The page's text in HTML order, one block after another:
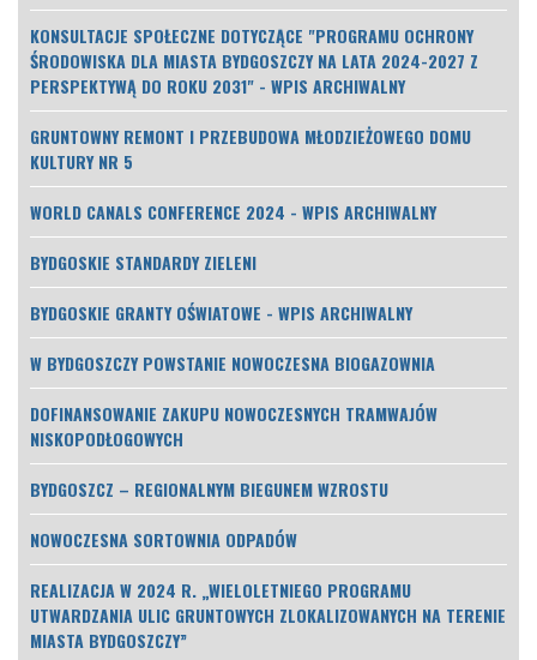
KONSULTACJE SPOŁECZNE DOTYCZĄCE "PROGRAMU OCHRONY
ŚRODOWISKA DLA MIASTA BYDGOSZCZY NA LATA 2024-2027 Z
PERSPEKTYWĄ DO ROKU 2031" - WPIS ARCHIWALNY
GRUNTOWNY REMONT I PRZEBUDOWA MŁODZIEŻOWEGO DOMU
KULTURY NR 5
WORLD CANALS CONFERENCE 2024 - WPIS ARCHIWALNY
BYDGOSKIE STANDARDY ZIELENI
BYDGOSKIE GRANTY OŚWIATOWE - WPIS ARCHIWALNY
W BYDGOSZCZY POWSTANIE NOWOCZESNA BIOGAZOWNIA
DOFINANSOWANIE ZAKUPU NOWOCZESNYCH TRAMWAJÓW
NISKOPODŁOGOWYCH
BYDGOSZCZ – REGIONALNYM BIEGUNEM WZROSTU
NOWOCZESNA SORTOWNIA ODPADÓW
REALIZACJA W 2024 R. „WIELOLETNIEGO PROGRAMU
UTWARDZANIA ULIC GRUNTOWYCH ZLOKALIZOWANYCH NA TERENIE
MIASTA BYDGOSZCZY”